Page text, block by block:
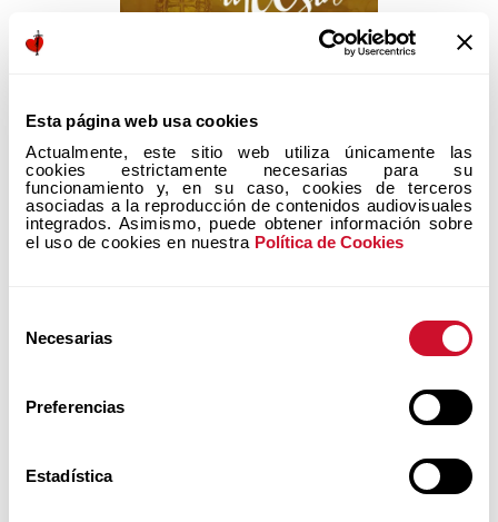
Esta página web usa cookies
Actualmente, este sitio web utiliza únicamente las
cookies estrictamente necesarias para su
funcionamiento y, en su caso, cookies de terceros
asociadas a la reproducción de contenidos audiovisuales
integrados. Asimismo, puede obtener información sobre
el uso de cookies en nuestra Política de Cookies
Necesarias
Preferencias
Estadística
ENCUENTRA AQUÍ A
QUIENES COMUNICAN
LA TEOLOGÍA DEL CUERPO...